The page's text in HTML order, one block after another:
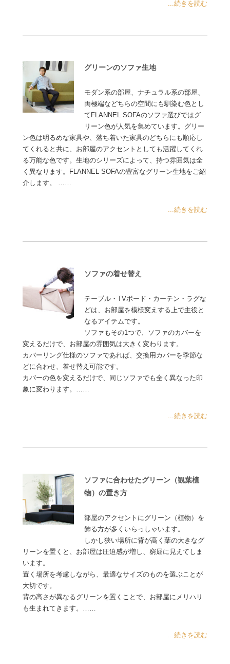
...続きを読む
グリーンのソファ生地
モダン系の部屋、ナチュラル系の部屋、
両極端などちらの空間にも馴染む色とし
てFLANNEL SOFAのソファ選びではグ
リーン色が人気を集めています。グリー
ン色は明るめな家具や、落ち着いた家具のどちらにも順応し
てくれると共に、お部屋のアクセントとしても活躍してくれ
る万能な色です。生地のシリーズによって、持つ雰囲気は全
く異なります。FLANNEL SOFAの豊富なグリーン生地をご紹
介します。 ……
...続きを読む
ソファの着せ替え
テーブル・TVボード・カーテン・ラグな
どは、お部屋を模様変えする上で主役と
なるアイテムです。
ソファもその1つで、ソファのカバーを
変えるだけで、お部屋の雰囲気は大きく変わります。
カバーリング仕様のソファであれば、交換用カバーを季節な
どに合わせ、着せ替え可能です。
カバーの色を変えるだけで、同じソファでも全く異なった印
象に変わります。……
...続きを読む
ソファに合わせたグリーン（観葉植
物）の置き方
部屋のアクセントにグリーン（植物）を
飾る方が多くいらっしゃいます。
しかし狭い場所に背が高く葉の大きなグ
リーンを置くと、お部屋は圧迫感が増し、窮屈に見えてしま
います。
置く場所を考慮しながら、最適なサイズのものを選ぶことが
大切です。
背の高さが異なるグリーンを置くことで、お部屋にメリハリ
も生まれてきます。……
...続きを読む